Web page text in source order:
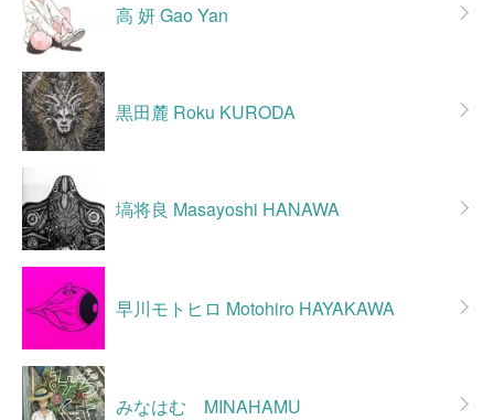
高 妍 Gao Yan
黒田麓 Roku KURODA
塙将良 Masayoshi HANAWA
早川モトヒロ Motohiro HAYAKAWA
みなはむ MINAHAMU